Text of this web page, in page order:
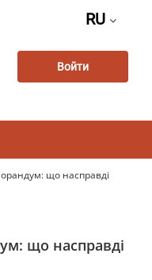
RU
Войти
що насправді
що насправді